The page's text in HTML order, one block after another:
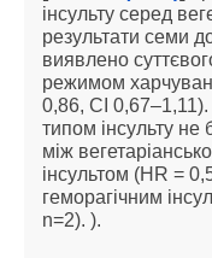
інсульту серед
результати семи
виявлено
режимом
0,86, CI 0,67–1,11).
типом інсульту не
між
інсультом (HR =
геморагічним
n=2). ).